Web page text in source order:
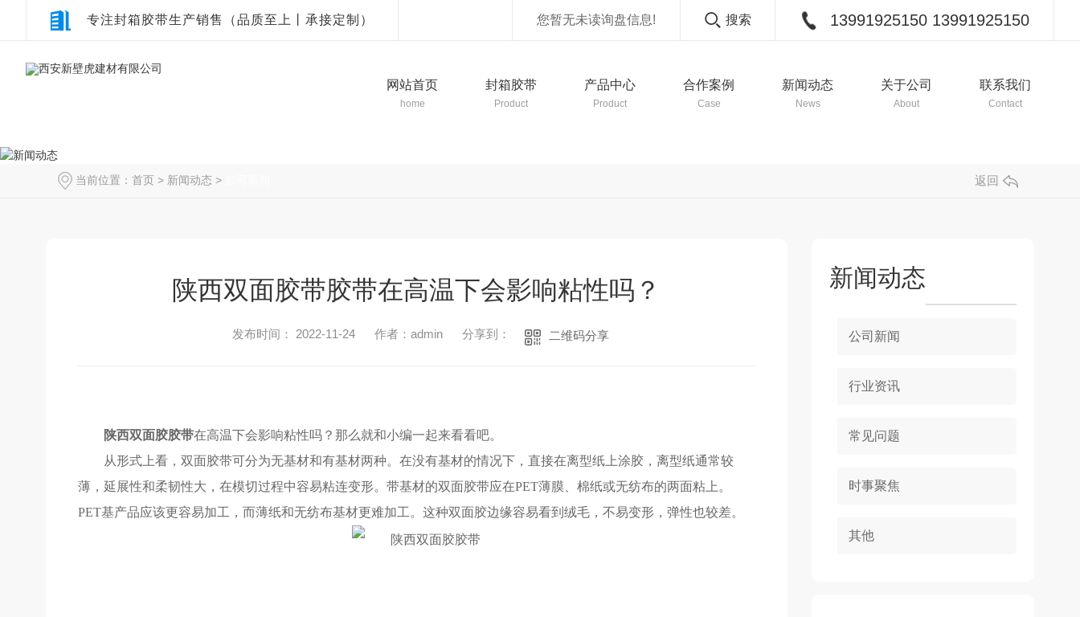
专注封箱胶带生产销售（品质至上丨承接定制） 13991925150 13991925150
搜索
您暂无未读询盘信息!
网站首页
home
封箱胶带
Product
产品中心
Product
合作案例
Case
新闻动态
News
关于公司
About
联系我们
Contact
当前位置： 首页 > 新闻动态 > 返回
陕西双面胶带胶带在高温下会影响粘性吗？
发布时间： 2022-11-24 作者：admin 分享到： 二维码分享
陕西双面胶胶带在高温下会影响粘性吗？那么就和小编一起来看看吧。
从形式上看，双面胶带可分为无基材和有基材两种。在没有基材的情况下，直接在离型纸上涂胶，离型纸通常较
薄，延展性和柔韧性大，在模切过程中容易粘连变形。带基材的双面胶带应在PET薄膜、棉纸或无纺布的两面粘上。
PET基产品应该更容易加工，而薄纸和无纺布基材更难加工。这种双面胶边缘容易看到绒毛，不易变形，弹性也较差。
新闻动态
公司新闻
行业资讯
常见问题
时事聚焦
其他